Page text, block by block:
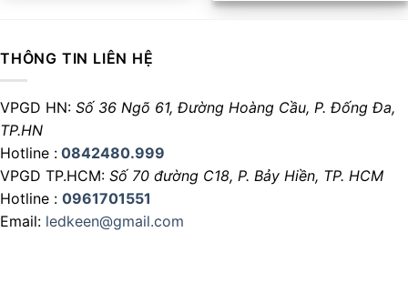
THÔNG TIN LIÊN HỆ
VPGD HN: Số 36 Ngõ 61, Đường Hoàng Cầu, P. Đống Đa,
TP.HN
Hotline : 0842480.999
VPGD TP.HCM: Số 70 đường C18, P. Bảy Hiền, TP. HCM
Hotline : 0961701551
Email: ledkeen@gmail.com